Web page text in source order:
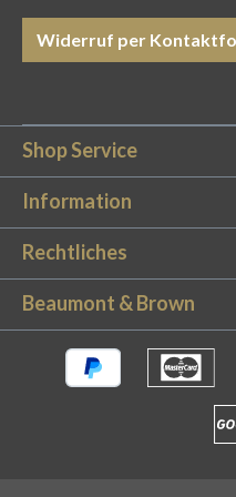
50x80cm passt
Bad. Pflegeleicht: Die
Sie sich den Komfort
weiche Oberfläche ist
und punktet mit einer
Dank des puristischen
passt die Badematte
fein gekämmte
und mit einer Stärke
fest und gleichzeitig
Hoteltextilien im
unserer Badematte
Widerruf per
Shop Service
Information
Rechtliches
Beaumont & Brown